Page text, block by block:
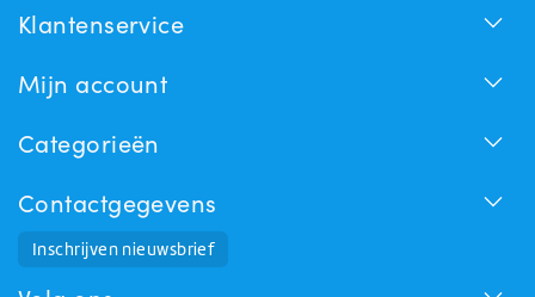
Klantenservice
Mijn account
Categorieën
Contactgegevens
Inschrijven nieuwsbrief